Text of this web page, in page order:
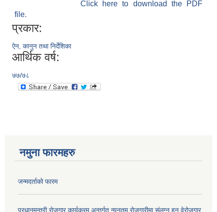
Click here to download the PDF
file.
प्रकार:
ऐन, कानुन तथा निर्देशिका
आर्थिक वर्ष:
७७/७८
नमुना फारमहरु
जन्मदर्ताको फारम
प्रधानमन्त्री रोजगार कार्यक्रम अन्तर्गत न्युनतम रोजगारीमा संलग्न हुन वेरोजगार